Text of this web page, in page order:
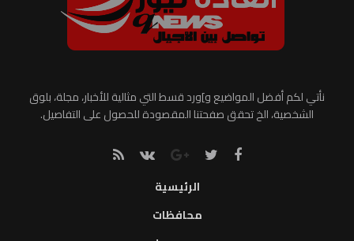
نأتي لكم أفضل المواضيع و]ورد قسط التي مثالية للأخبار، مجلة، بلوق
الشخصية، الخ تحقق صفحتنا المقصودة للحصول على التفاصيل.
الرئيسية
محافظات